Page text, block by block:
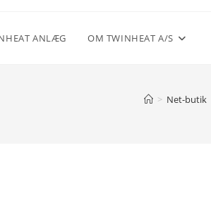
ANLÆG OM TWINHEAT A/S
> Net-butik